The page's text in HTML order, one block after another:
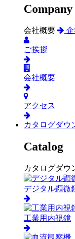
Company
会社概要
ご挨拶
会社概要
アクセス
カタログダウ
Catalog
カタログダウ
デジタル顕微
工業用内視鏡